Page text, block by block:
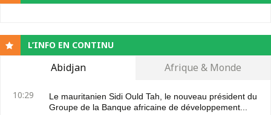
L’INFO EN CONTINU
Abidjan Afrique & Monde
10:29
Le mauritanien Sidi Ould Tah, le nouveau président du
Groupe de la Banque africaine de développement...